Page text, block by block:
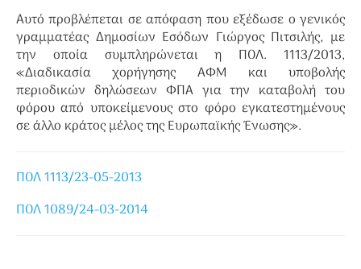
Αυτό προβλέπεται σε απόφαση που εξέδωσε ο γενικός
γραμματέας Δημοσίων Εσόδων Γιώργος Πιτσιλής, με
την οποία συμπληρώνεται η ΠΟΛ. 1113/2013,
«Διαδικασία χορήγησης ΑΦΜ και υποβολής
περιοδικών δηλώσεων ΦΠΑ για την καταβολή του
φόρου από υποκείμενους στο φόρο εγκατεστημένους
σε άλλο κράτος μέλος της Ευρωπαϊκής Ένωσης».
ΠΟΛ 1113/23-05-2013
ΠΟΛ 1089/24-03-2014